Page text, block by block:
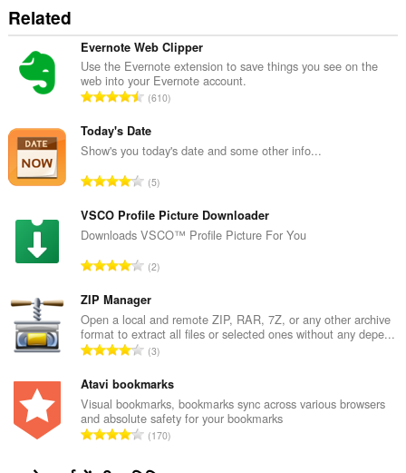
Related
Evernote Web Clipper
Use the Evernote extension to save things you see on the
web into your Evernote account.
रे
ग
की
ल
ख्या
:
610
Today's Date
Show's you today's date and some other info...
रे
ग
की
ल
ख्या
:
5
VSCO Profile Picture Downloader
Downloads VSCO™ Profile Picture For You
रे
ग
की
कु
ल
ख्या
:
2
ZIP Manager
Open a local and remote ZIP, RAR, 7Z, or any other archive
format to extract all files or selected ones without any depe...
रे
ग
की
कु
ल
3
Atavi bookmarks
Visual bookmarks, bookmarks sync across various browsers
and absolute safety for your bookmarks
रे 170